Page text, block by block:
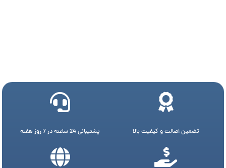
تضمین اصالت و کیفیت بالا پشتیبانی 24 ساعته در 7 روز هفته